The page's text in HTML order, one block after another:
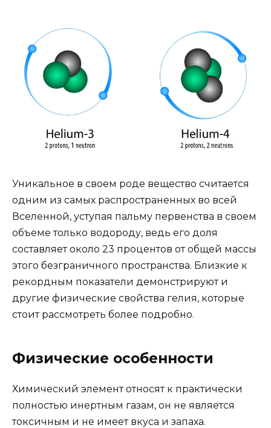
Уникальное в своем роде вещество считается
одним из самых распространенных во всей
Вселенной, уступая пальму первенства в своем
объеме только водороду, ведь его доля
составляет около 23 процентов от общей массы
этого безграничного пространства. Близкие к
рекордным показатели демонстрируют и
другие физические свойства гелия, которые
стоит рассмотреть более подробно.
Физические особенности
Химический элемент относят к практически
полностью инертным газам, он не является
токсичным и не имеет вкуса и запаха.